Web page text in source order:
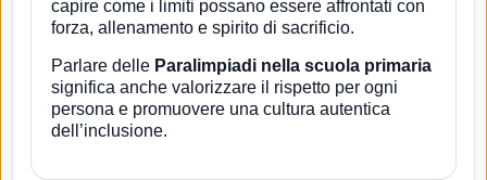
capire come i limiti possano essere affrontati con
forza, allenamento e spirito di sacrificio.
Parlare delle Paralimpiadi nella scuola primaria
significa anche valorizzare il rispetto per ogni
persona e promuovere una cultura autentica
dell’inclusione.